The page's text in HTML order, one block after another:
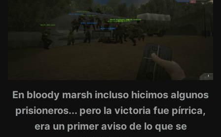
En bloody marsh incluso hicimos algunos
prisioneros... pero la victoria fue pírrica,
era un primer aviso de lo que se